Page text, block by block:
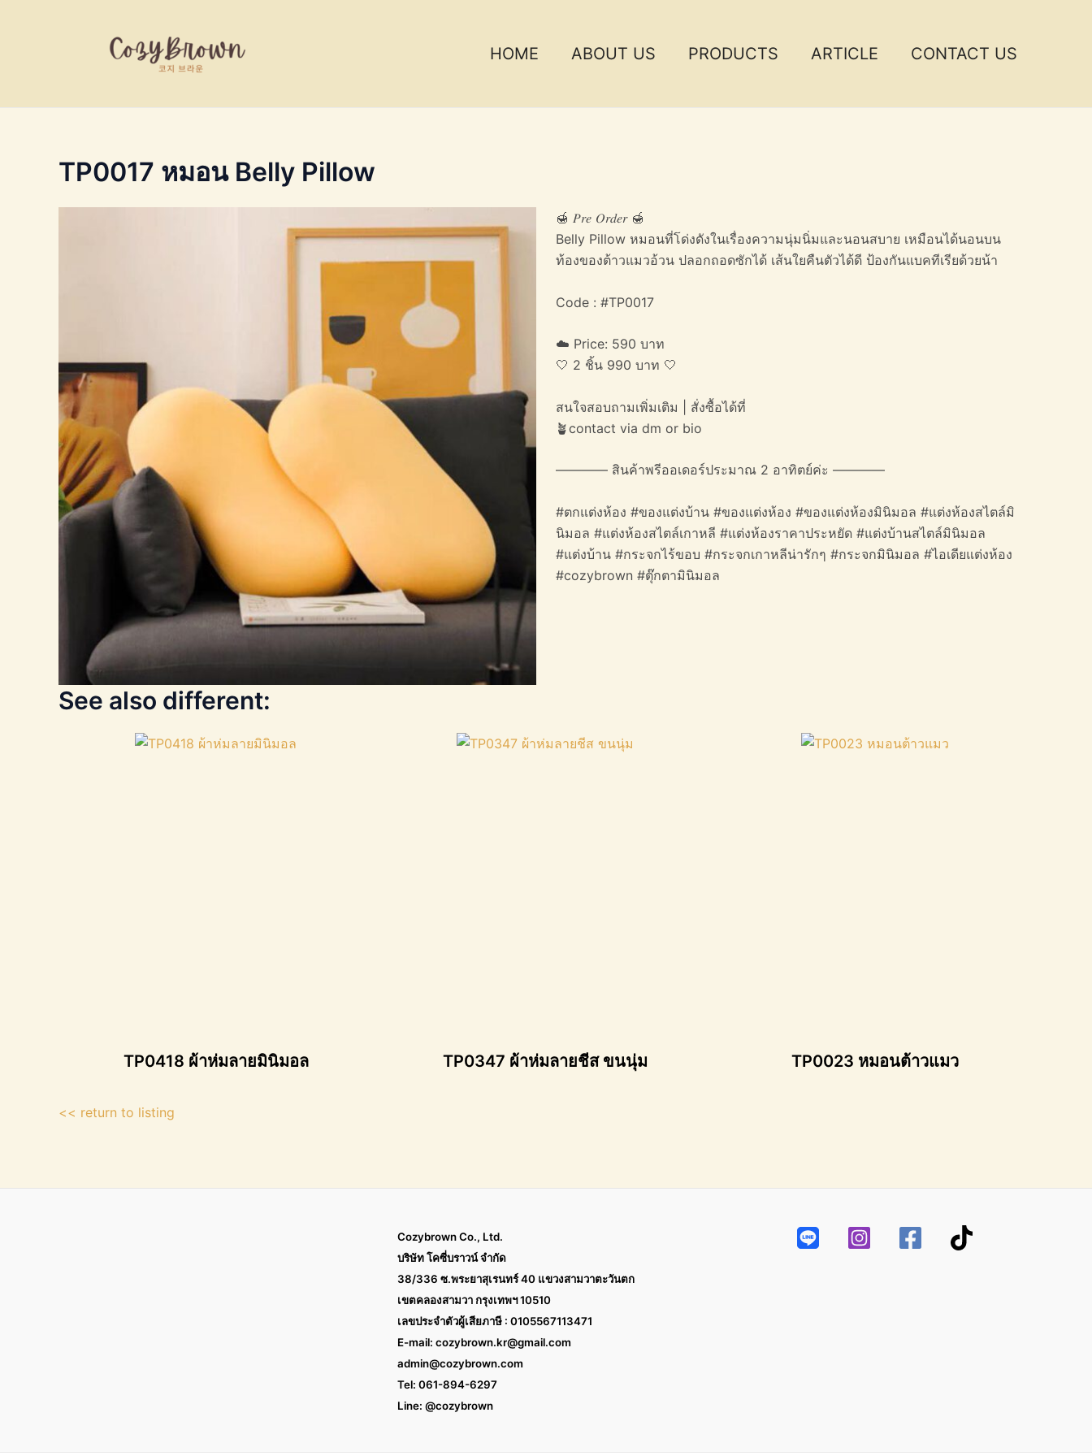
HOME ABOUT US PRODUCTS ARTICLE CONTACT US
TP0017 หมอน Belly Pillow
🍯 𝑃𝑟𝑒 𝑂𝑟𝑑𝑒𝑟 🍯
Belly Pillow หมอนที่โด่งดังในเรื่องความนุ่มนิ่มและนอนสบาย เหมือนได้นอนบน
ท้องของต้าวแมวอ้วน ปลอกถอดซักได้ เส้นใยคืนตัวได้ดี ป้องกันแบคทีเรียด้วยน้า
Code : #TP0017
☁️ Price: 590 บาท
🤍 2 ชิ้น 990 บาท 🤍
สนใจสอบถามเพิ่มเติม | สั่งซื้อได้ที่
🪴contact via dm or bio
———— สินค้าพรีออเดอร์ประมาณ 2 อาทิตย์ค่ะ ————
#ตกแต่งห้อง #ของแต่งบ้าน #ของแต่งห้อง #ของแต่งห้องมินิมอล #แต่งห้องสไตล์มิ
นิมอล #แต่งห้องสไตล์เกาหลี #แต่งห้องราคาประหยัด #แต่งบ้านสไตล์มินิมอล
#แต่งบ้าน #กระจกไร้ขอบ #กระจกเกาหลีน่ารักๆ #กระจกมินิมอล #ไอเดียแต่งห้อง
#cozybrown #ตุ๊กตามินิมอล
See also different:
TP0418 ผ้าห่มลายมินิมอล TP0347 ผ้าห่มลายชีส ขนนุ่ม TP0023 หมอนต้าวแมว
<< return to listing
Cozybrown Co., Ltd.
บริษัท โคซี่บราวน์ จำกัด
38/336 ซ.พระยาสุเรนทร์ 40 แขวงสามวาตะวันตก
เขตคลองสามวา กรุงเทพฯ 10510
เลขประจำตัวผู้เสียภาษี : 0105567113471
E-mail: cozybrown.kr@gmail.com
admin@cozybrown.com
Tel: 061-894-6297
Line: @cozybrown